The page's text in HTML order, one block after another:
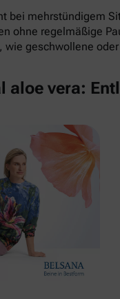
bei mehrstündigem
ohne regelmäßige
geschwollene
aloe vera: